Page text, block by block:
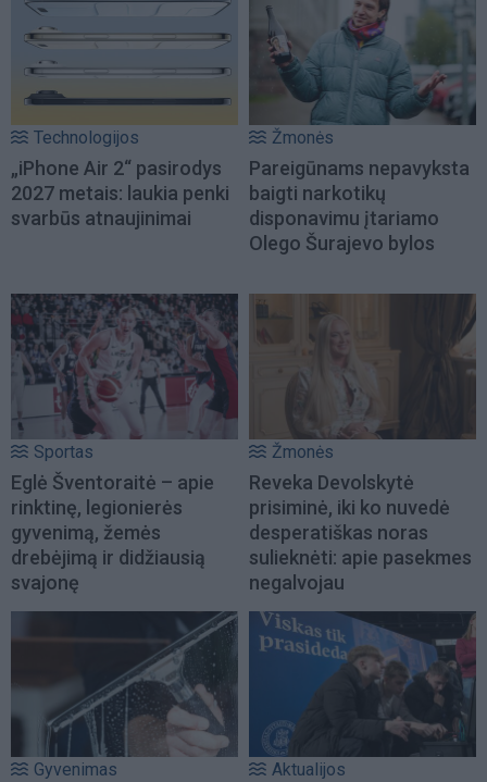
Technologijos
„iPhone Air 2“ pasirodys
2027 metais: laukia penki
svarbūs atnaujinimai
Žmonės
Pareigūnams nepavyksta
baigti narkotikų
disponavimu įtariamo
Olego Šurajevo bylos
Sportas
Eglė Šventoraitė – apie
rinktinę, legionierės
gyvenimą, žemės
drebėjimą ir didžiausią
svajonę
Žmonės
Reveka Devolskytė
prisiminė, iki ko nuvedė
desperatiškas noras
sulieknėti: apie pasekmes
negalvojau
Gyvenimas Aktualijos